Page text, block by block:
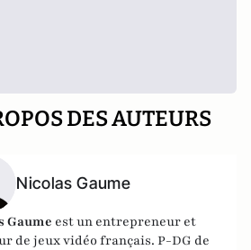
DES AUTEURS
Nicolas Gaume
Gaume est un entrepreneur et
de jeux vidéo français. P-DG de